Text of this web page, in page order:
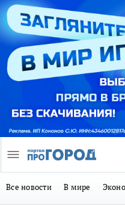
Все новости В мире